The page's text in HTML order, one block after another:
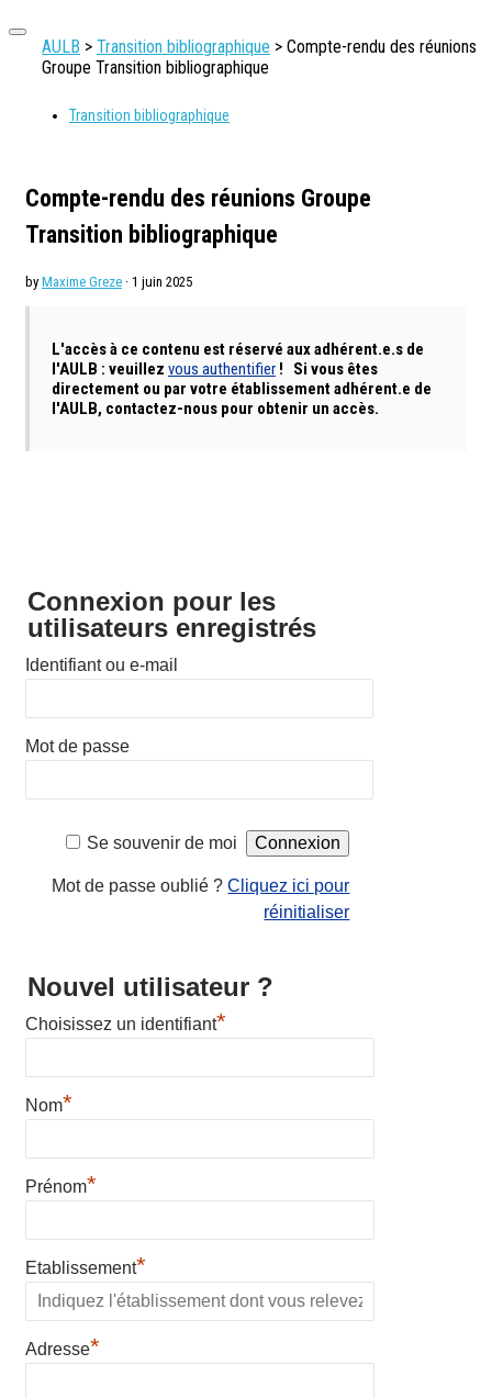
AULB > Transition bibliographique > Compte-rendu des réunions
Groupe Transition bibliographique
Transition bibliographique
Compte-rendu des réunions Groupe
Transition bibliographique
by Maxime Greze · 1 juin 2025
L'accès à ce contenu est réservé aux adhérent.e.s de
l'AULB : veuillez vous authentifier !
Si vous êtes
directement ou par votre établissement adhérent.e de
l'AULB, contactez-nous pour obtenir un accès.
Connexion pour les
utilisateurs enregistrés
Identifiant ou e-mail
Mot de passe
Se souvenir de moi
Mot de passe oublié ?Cliquez ici pour
réinitialiser
Nouvel utilisateur ?
Choisissez un identifiant*
Nom*
Prénom*
Etablissement*
Adresse*